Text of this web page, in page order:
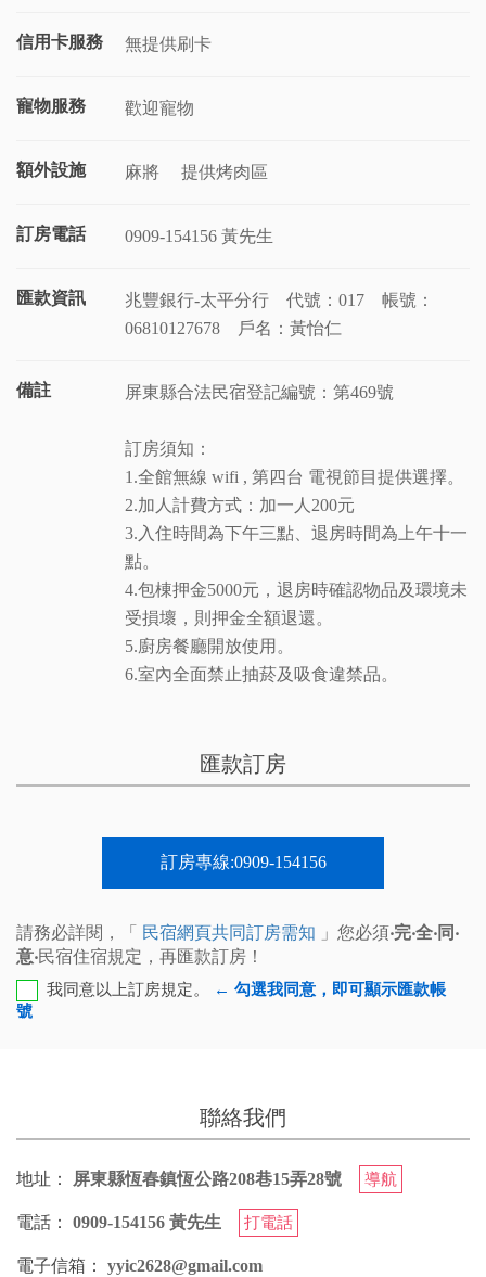
信用卡服務 無提供刷卡
寵物服務 歡迎寵物
額外設施 麻將 提供烤肉區
訂房電話 0909-154156 黃先生
匯款資訊
兆豐銀行-太平分行 代號：017 帳號：
06810127678 戶名：黃怡仁
備註 屏東縣合法民宿登記編號：第469號
訂房須知：
1.全館無線 wifi , 第四台 電視節目提供選擇。
2.加人計費方式：加一人200元
3.入住時間為下午三點、退房時間為上午十一
點。
4.包棟押金5000元，退房時確認物品及環境未
受損壞，則押金全額退還。
5.廚房餐廳開放使用。
6.室內全面禁止抽菸及吸食違禁品。
匯款訂房
訂房專線:0909-154156
請務必詳閱，「 民宿網頁共同訂房需知 」您必須‧完‧全‧同‧
意‧民宿住宿規定，再匯款訂房！
我同意以上訂房規定。
← 勾選我同意，即可顯示匯款帳
號
您也可以利用這幾個常用的網路ATM匯款： [郵局ATM]、
[ 彰銀ATM ]、 [一銀ATM ]
(以上三個銀行網路ATM只是方便網友直接連結，並不代
表民宿有提供該銀行匯款帳號喔。) 匯入任何款項後，請記
聯絡我們
地址： 屏東縣恆春鎮恆公路208巷15弄28號 導航
電話： 0909-154156 黃先生 打電話
電子信箱： yyic2628@gmail.com